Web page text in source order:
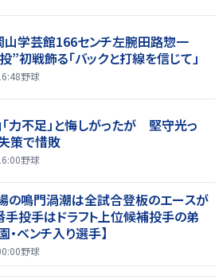
山学芸館166センチ左腕田路惣一
”初戦飾る「バックと打線を信じて」
野球
力不足」と悔しがったが 堅守光っ
策で惜敗
野球
の鳴門渦潮は全試合登板のエースが
手投手はドラフト上位候補投手の弟
・ベンチ入り選手】
野球